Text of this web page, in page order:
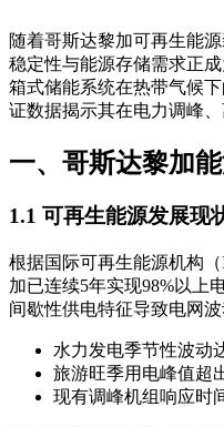
随着哥斯达黎加可再生能
稳定性与能源存储需求正
箱式储能系统在热带气候
证数据揭示其在电力调峰
一、哥斯达黎加
1.1 可再生能源发展现
根据国际可再生能源机构
加已连续5年实现98%以上
间歇性供电特征导致电网
水力发电季节性波动
旅游旺季用电峰值超
现有调峰机组响应时